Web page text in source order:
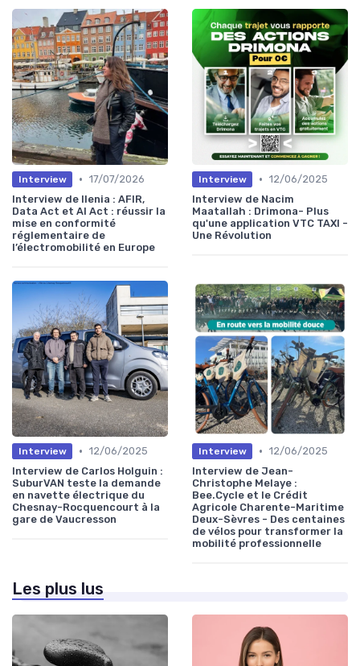
Interview • 17/07/2026
Interview de Ilenia : AFIR,
Data Act et AI Act : réussir la
mise en conformité
réglementaire de
l’électromobilité en Europe
Interview • 12/06/2025
Interview de Nacim
Maatallah : Drimona- Plus
qu'une application VTC TAXI -
Une Révolution
Interview • 12/06/2025
Interview de Carlos Holguin :
SuburVAN teste la demande
en navette électrique du
Chesnay-Rocquencourt à la
gare de Vaucresson
Interview • 12/06/2025
Interview de Jean-
Christophe Melaye :
Bee.Cycle et le Crédit
Agricole Charente-Maritime
Deux-Sèvres - Des centaines
de vélos pour transformer la
mobilité professionnelle
Les plus lus